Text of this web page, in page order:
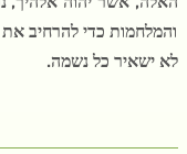
והמלחמות כדי להרחיב
לא ישאיר כל נשמה.